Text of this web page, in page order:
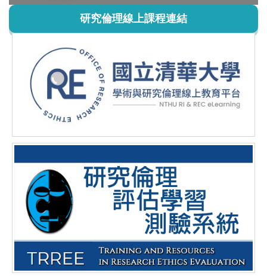
研究倫理線上課程連結